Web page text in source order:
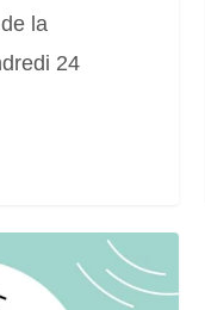
la
24